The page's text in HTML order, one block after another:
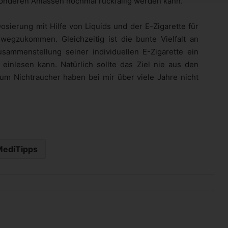
mit Hilfe von Liquids und der E-Zigarette für
Gleichzeitig ist die bunte Vielfalt an
seiner individuellen E-Zigarette ein
kann. Natürlich sollte das Ziel nie aus den
Nichtraucher haben bei mir über viele Jahre nicht